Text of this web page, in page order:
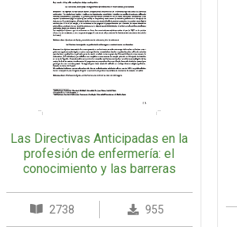
Las Directivas Anticipadas en la
profesión de enfermería: el
conocimiento y las barreras
2738 955